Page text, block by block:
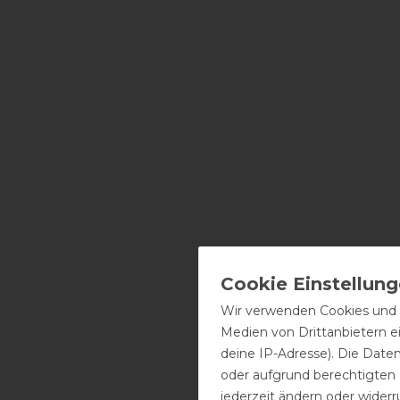
Wir verwenden Cookies
Medien von Drittanbietern
deine IP-Adresse). Die
oder aufgrund berechtigten
jederzeit ändern oder